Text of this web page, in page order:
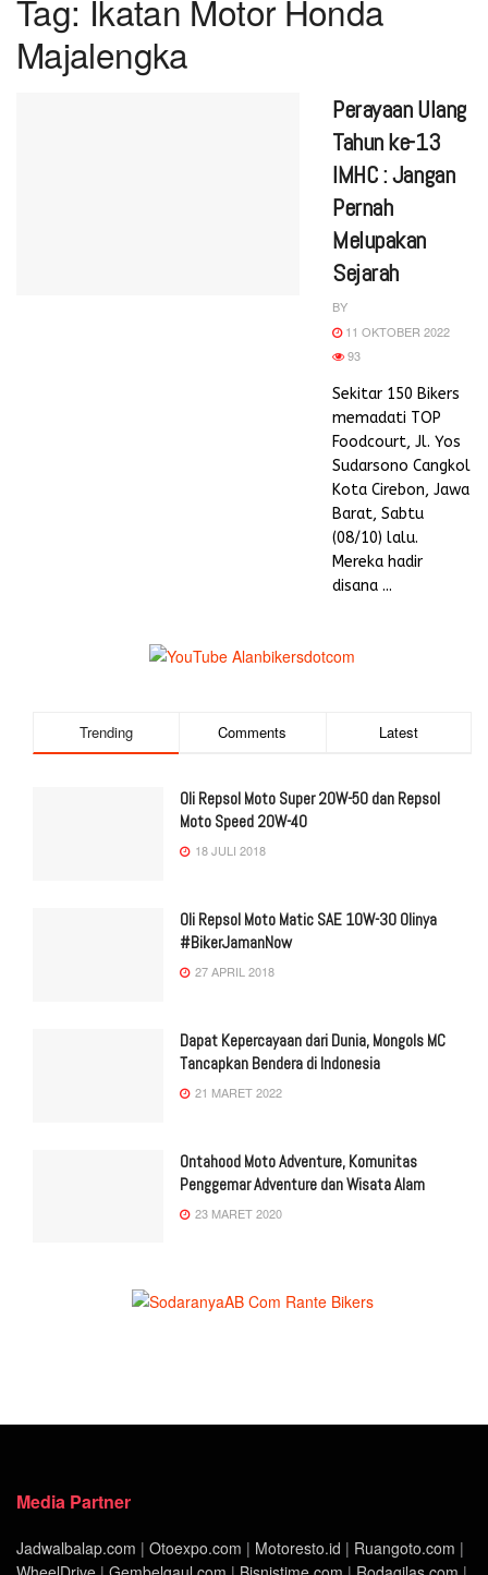
Tag: Ikatan Motor Honda
Majalengka
Perayaan Ulang
Tahun ke-13
IMHC : Jangan
Pernah
Melupakan
Sejarah
BY
11 OKTOBER 2022
93
Sekitar 150 Bikers
memadati TOP
Foodcourt, Jl. Yos
Sudarsono Cangkol
Kota Cirebon, Jawa
Barat, Sabtu
(08/10) lalu.
Mereka hadir
disana ...
Trending Comments Latest
Oli Repsol Moto Super 20W-50 dan Repsol
Moto Speed 20W-40
18 JULI 2018
Oli Repsol Moto Matic SAE 10W-30 Olinya
#BikerJamanNow
27 APRIL 2018
Dapat Kepercayaan dari Dunia, Mongols MC
Tancapkan Bendera di Indonesia
21 MARET 2022
Ontahood Moto Adventure, Komunitas
Penggemar Adventure dan Wisata Alam
23 MARET 2020
Media Partner
Jadwalbalap.com | Otoexpo.com | Motoresto.id | Ruangoto.com |